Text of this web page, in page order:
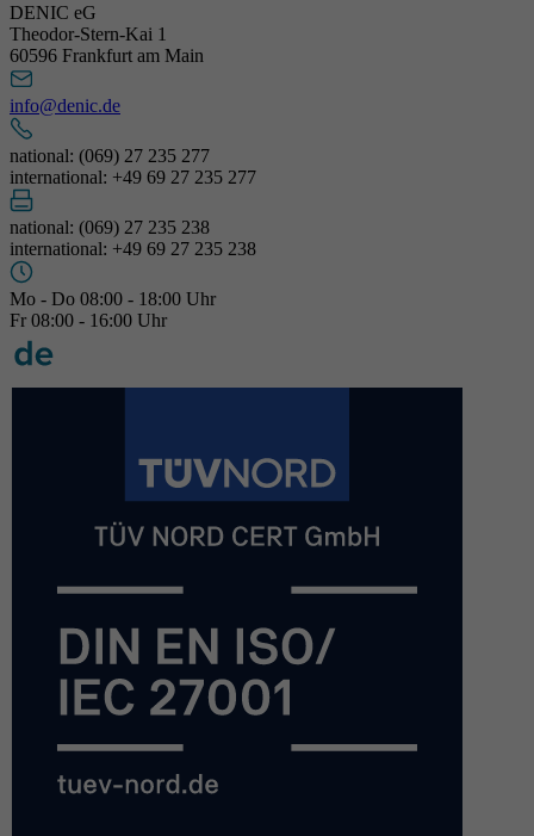
DENIC eG
Theodor-Stern-Kai 1
60596 Frankfurt am Main
info@denic.de
national: (069) 27 235 277
international: +49 69 27 235 277
national: (069) 27 235 238
international: +49 69 27 235 238
Mo - Do 08:00 - 18:00 Uhr
Fr 08:00 - 16:00 Uhr